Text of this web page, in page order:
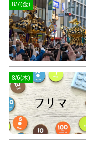
8/7(金)
8/6(木)